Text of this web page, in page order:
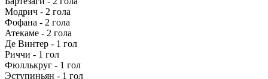
Модрич - 2 гола
Фофана - 2 гола
Атекаме - 2 гола
Де Винтер - 1 гол
Риччи - 1 гол
Фюллькруг - 1 гол
Эступиньян - 1 гол